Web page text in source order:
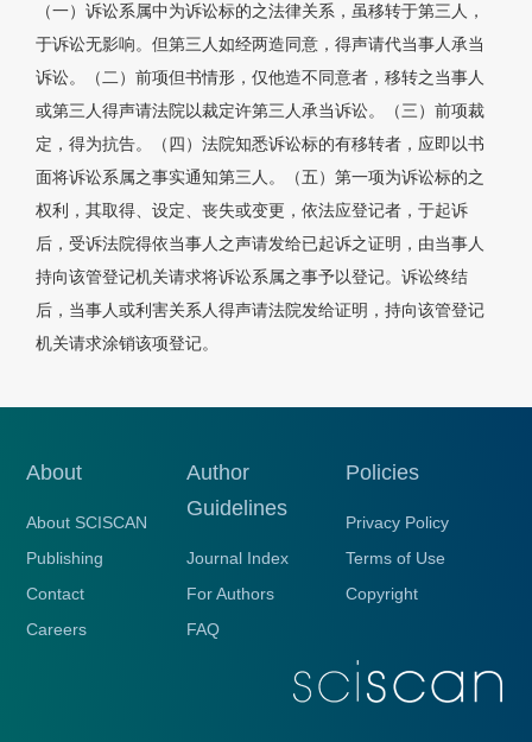
（一）诉讼系属中为诉讼标的之法律关系，虽移转于第三人，
于诉讼无影响。但第三人如经两造同意，得声请代当事人承当
诉讼。（二）前项但书情形，仅他造不同意者，移转之当事人
或第三人得声请法院以裁定许第三人承当诉讼。（三）前项裁
定，得为抗告。（四）法院知悉诉讼标的有移转者，应即以书
面将诉讼系属之事实通知第三人。（五）第一项为诉讼标的之
权利，其取得、设定、丧失或变更，依法应登记者，于起诉
后，受诉法院得依当事人之声请发给已起诉之证明，由当事人
持向该管登记机关请求将诉讼系属之事予以登记。诉讼终结
后，当事人或利害关系人得声请法院发给证明，持向该管登记
机关请求涂销该项登记。
About
About SCISCAN
Publishing
Contact
Careers
Author
Guidelines
Journal Index
For Authors
FAQ
Policies
Privacy Policy
Terms of Use
Copyright